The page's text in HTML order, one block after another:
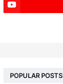
POPULAR POSTS